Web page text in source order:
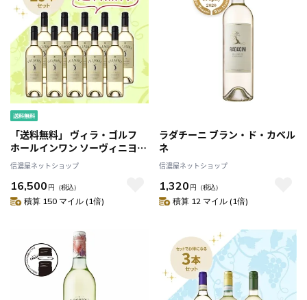
「送料無料」 ヴィラ・ゴルフ
ホールインワン ソーヴィニヨ
ン・ブラン[2024] お得な10本セ
ット
信濃屋ネットショップ
16,500 円 （税込）
積算 150 マイル (1倍)
ラダチーニ ブラン・ド・カベル
ネ
信濃屋ネットショップ
1,320 円 （税込）
積算 12 マイル (1倍)